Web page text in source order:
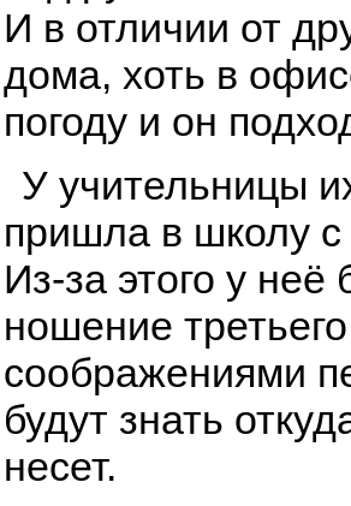
И в отличии от
дома, хоть в
погоду и он
У учительницы
пришла в школу с
Из-за этого у
ношение
соображениями
будут знать
несет.